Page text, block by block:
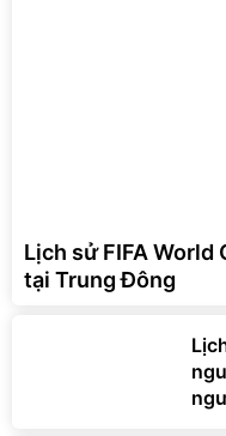
Lịch sử FIFA World
tại Trung Đông